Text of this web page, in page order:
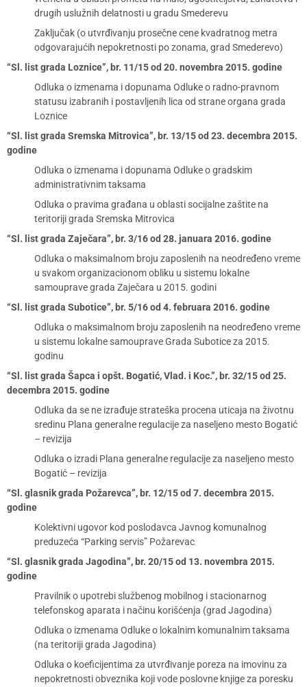
drugih uslužnih delatnosti u gradu Smederevu
Zaključak (o utvrđivanju prosečne cene kvadratnog metra
odgovarajućih nepokretnosti po zonama, grad Smederevo)
“Sl. list grada Loznice”, br. 11/15 od 20. novembra 2015. godine
Odluka o izmenama i dopunama Odluke o radno-pravnom
statusu izabranih i postavljenih lica od strane organa grada
Loznice
“Sl. list grada Sremska Mitrovica”, br. 13/15 od 23. decembra 2015.
godine
Odluka o izmenama i dopunama Odluke o gradskim
administrativnim taksama
Odluka o pravima građana u oblasti socijalne zaštite na
teritoriji grada Sremska Mitrovica
“Sl. list grada Zaječara”, br. 3/16 od 28. januara 2016. godine
Odluka o maksimalnom broju zaposlenih na neodređeno vreme
u svakom organizacionom obliku u sistemu lokalne
samouprave grada Zaječara u 2015. godini
“Sl. list grada Subotice”, br. 5/16 od 4. februara 2016. godine
Odluka o maksimalnom broju zaposlenih na neodređeno vreme
u sistemu lokalne samouprave Grada Subotice za 2015.
godinu
“Sl. list grada Šapca i opšt. Bogatić, Vlad. i Koc.”, br. 32/15 od 25.
decembra 2015. godine
Odluka da se ne izrađuje strateška procena uticaja na životnu
sredinu Plana generalne regulacije za naseljeno mesto Bogatić
– revizija
Odluka o izradi Plana generalne regulacije za naseljeno mesto
Bogatić – revizija
“Sl. glasnik grada Požarevca”, br. 12/15 od 7. decembra 2015.
godine
Kolektivni ugovor kod poslodavca Javnog komunalnog
preduzeća “Parking servis” Požarevac
“Sl. glasnik grada Jagodina”, br. 20/15 od 13. novembra 2015.
godine
Pravilnik o upotrebi službenog mobilnog i stacionarnog
telefonskog aparata i načinu korišćenja (grad Jagodina)
Odluka o izmenama Odluke o lokalnim komunalnim taksama
(na teritoriji grada Jagodina)
Odluka o koeficijentima za utvrđivanje poreza na imovinu za
nepokretnosti obveznika koji vode poslovne knjige za poresku